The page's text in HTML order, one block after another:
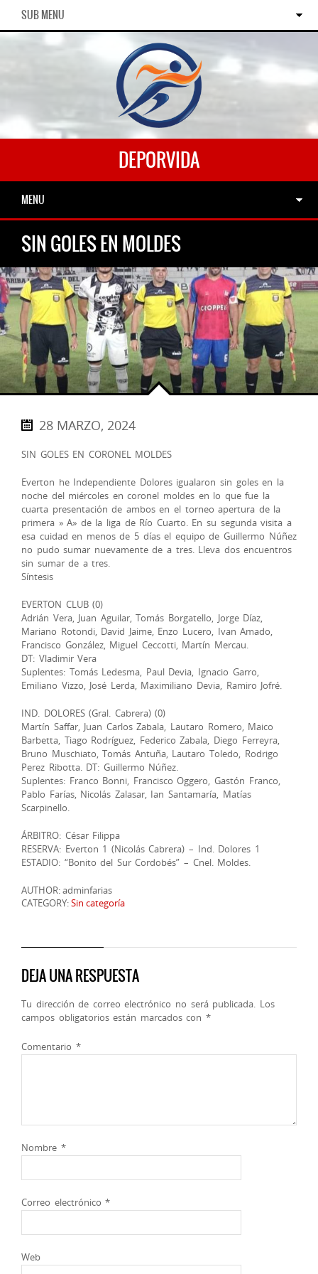
SUB MENU
DEPORVIDA
MENU
SIN GOLES EN MOLDES
28 MARZO, 2024
SIN GOLES EN CORONEL MOLDES
Everton he Independiente Dolores igualaron sin goles en la
noche del miércoles en coronel moldes en lo que fue la
cuarta presentación de ambos en el torneo apertura de la
primera » A» de la liga de Río Cuarto. En su segunda visita a
esa cuidad en menos de 5 días el equipo de Guillermo Núñez
no pudo sumar nuevamente de a tres. Lleva dos encuentros
sin sumar de a tres.
Síntesis
EVERTON CLUB (0)
Adrián Vera, Juan Aguilar, Tomás Borgatello, Jorge Díaz,
Mariano Rotondi, David Jaime, Enzo Lucero, Ivan Amado,
Francisco González, Miguel Ceccotti, Martín Mercau.
DT: Vladimir Vera
Suplentes: Tomás Ledesma, Paul Devia, Ignacio Garro,
Emiliano Vizzo, José Lerda, Maximiliano Devia, Ramiro Jofré.
IND. DOLORES (Gral. Cabrera) (0)
Martín Saffar, Juan Carlos Zabala, Lautaro Romero, Maico
Barbetta, Tiago Rodríguez, Federico Zabala, Diego Ferreyra,
Bruno Muschiato, Tomás Antuña, Lautaro Toledo, Rodrigo
Perez Ribotta. DT: Guillermo Núñez.
Suplentes: Franco Bonni, Francisco Oggero, Gastón Franco,
Pablo Farías, Nicolás Zalasar, Ian Santamaría, Matías
Scarpinello.
ÁRBITRO: César Filippa
RESERVA: Everton 1 (Nicolás Cabrera) – Ind. Dolores 1
ESTADIO: “Bonito del Sur Cordobés” – Cnel. Moldes.
AUTHOR: adminfarias
CATEGORY:Sin categoría
DEJA UNA RESPUESTA
Tu dirección de correo electrónico no será publicada. Los
campos obligatorios están marcados con *
Comentario *
Nombre *
Correo electrónico*
Web